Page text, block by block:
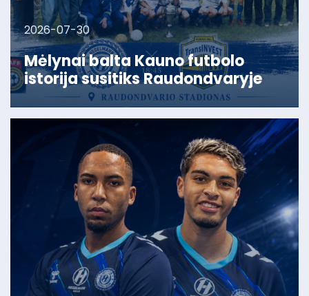
2026-07-30
Mėlynai balta Kauno futbolo
istorija susitiks Raudondvaryje